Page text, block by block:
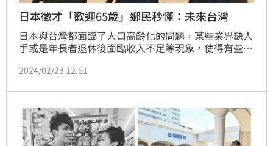
日本徵才「歡迎65歲」鄉民秒懂：未來台灣
日本與台灣都面臨了人口高齡化的問題，某些業界缺人
手或是年長者退休後面臨收入不足等現象，使得有些已
就有網友貼出一張，日本某處的徵才廣告，引發了相當
2024/02/23 12:51